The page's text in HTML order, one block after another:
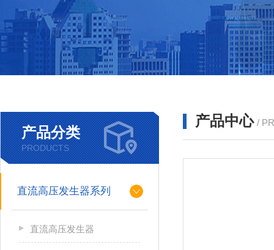
产品分类
PRODUCTS
直流高压发生器系列
直流高压发生器
产品中心 /